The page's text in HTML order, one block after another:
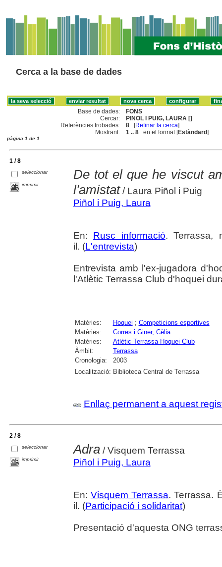
Cerca a la base de dades
Base de dades:
FONS
Cercar:
PINOL I PUIG, LAURA []
Referències trobades:
8 [Refinar la cerca]
Mostrant:
1 .. 8 en el format [Estàndard]
pàgina 1 de 1
1 / 8
seleccionar
imprimir
De tot el que he viscut
l'amistat/ Laura Piñol i Puig
Piñol i Puig, Laura
En: Rusc informació. Terrassa,
il. (L'entrevista)
Entrevista amb l'ex-jugadora
l'Atlètic Terrassa Club d'hoquei
Matèries: Hoquei ; Competicions esportives
Matèries:
Corres i Giner, Cèlia
Matèries:
Atlètic Terrassa Hoquei Club
Àmbit:
Terrassa
Cronologia:
2003
Localització: Biblioteca Central de Terrassa
Enllaç permanent a aquest
2 / 8
seleccionar
imprimir
Adra/ Visquem Terrassa
Piñol i Puig, Laura
En: Visquem Terrassa. Terrassa.
il. (Participació i solidaritat)
Presentació d'aquesta ONG